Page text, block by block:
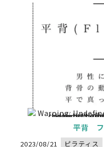
Warning:
/home/xs834068/nadeshikoseitai-delight.com/public_html/wp-"
平背 フ
2023/08/21 ピラティス